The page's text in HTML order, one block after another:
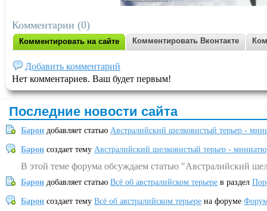
Комментарии (0)
Комментировать на сайте Комментировать Вконтакте
Добавить комментарий
Нет комментариев. Ваш будет первым!
Последние новости сайта
Барон добавляет статью Австралийский шелковистый терьер -
Барон создает тему Австралийский шелковистый терьер -
В этой теме форума обсуждаем статью "Австралийский
Барон добавляет статью Всё об австралийском терьере в раздел
Барон создает тему Всё об австралийском терьере на форуме